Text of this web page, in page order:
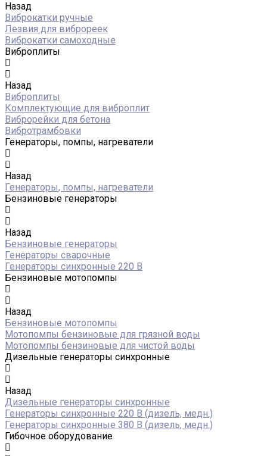
Назад
Виброкатки ручные
Лезвия для виброреек
Виброкатки самоходные
Виброплиты
Назад
Виброплиты
Комплектующие для виброплит
Виброрейки для бетона
Вибротрамбовки
Генераторы, помпы, нагреватели
Назад
Генераторы, помпы, нагреватели
Бензиновые генераторы
Назад
Бензиновые генераторы
Генераторы сварочные
Генераторы синхронные 220 В
Бензиновые мотопомпы
Назад
Бензиновые мотопомпы
Мотопомпы бензиновые для грязной воды
Мотопомпы бензиновые для чистой воды
Дизельные генераторы синхронные
Назад
Дизельные генераторы синхронные
Генераторы синхронные 220 В (дизель, медн.)
Генераторы синхронные 380 В (дизель, медн.)
Гибочное оборудование